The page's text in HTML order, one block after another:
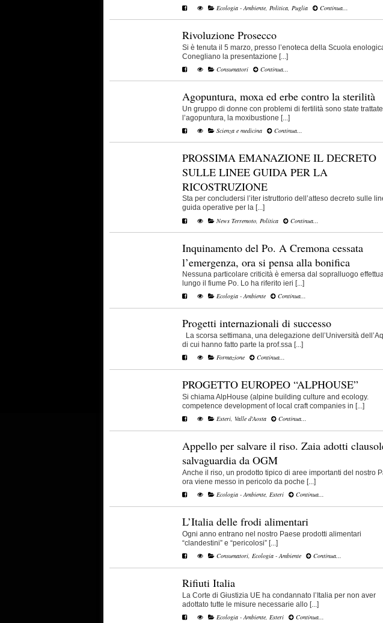
Ecologia - Ambiente, Politica, Puglia Continua...
Rivoluzione Prosecco
Si è tenuta il 5 marzo, presso l’enoteca della Scuola
Conegliano la presentazione [...]
Consumatori
Continua...
Agopuntura, moxa ed erbe contro la sterilità
Un gruppo di donne con problemi di fertilità sono state
l’agopuntura, la moxibustione [...]
Scienza e medicina
Continua...
PROSSIMA EMANAZIONE IL DECRETO
SULLE LINEE GUIDA PER LA
RICOSTRUZIONE
Sta per concludersi l’iter istruttorio dell’atteso decreto sulle
guida operative per la [...]
News Terremoto Politica Continua...
Inquinamento del Po. A Cremona cessata
l’emergenza, ora si pensa alla bonifica
Nessuna particolare criticità è emersa dal sopralluogo
lungo il fiume Po. Lo ha riferito ieri [...]
Ecologia - Ambiente
Continua...
Progetti internazionali di successo
La scorsa settimana, una delegazione dell’Università
di cui hanno fatto parte la prof.ssa [...]
Formazione
Continua...
PROGETTO EUROPEO “ALPHOUSE”
Si chiama AlpHouse (alpine building culture and ecology.
competence development of local craft companies in [...]
Esteri, Valle d'Aosta Continua...
Appello per salvare il riso. Zaia adotti
salvaguardia da OGM
Anche il riso, un prodotto tipico di aree importanti del nostro
ora viene messo in pericolo da poche [...]
Ecologia - Ambiente, Esteri Continua...
L’Italia delle frodi alimentari
Ogni anno entrano nel nostro Paese prodotti alimentari
“clandestini” e “pericolosi” [...]
Consumatori, Ecologia - Ambiente Continua...
Rifiuti Italia
La Corte di Giustizia UE ha condannato l’Italia per non aver
adottato tutte le misure necessarie allo [...]
Ecologia - Ambiente, Esteri Continua...